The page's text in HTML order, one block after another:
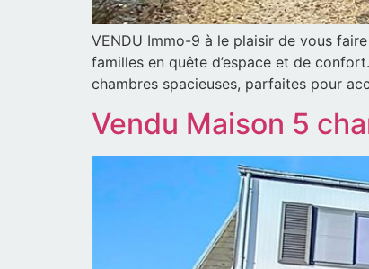
VENDU Immo-9 à le plaisir de vous
familles en quête d’espace et de
chambres spacieuses, parfaites pour
Vendu Maison 5